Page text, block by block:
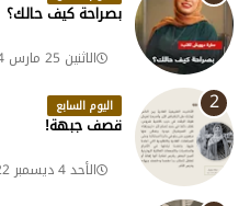
بصراحة كيف حالك؟
الاثنين 25 مارس 2024
اليوم السابع
قصف جبهة!
الأحد 4 ديسمبر 2022